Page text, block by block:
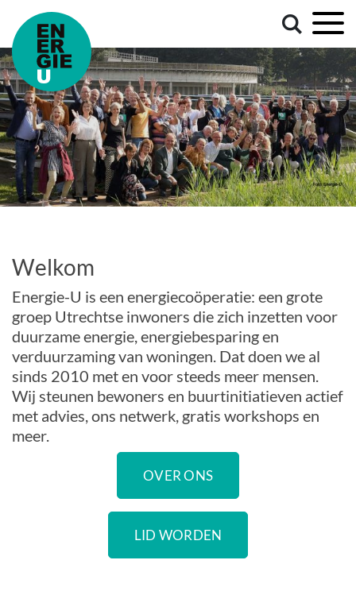
Welkom
Energie-U is een energiecoöperatie: een grote
groep Utrechtse inwoners die zich inzetten voor
duurzame energie, energiebesparing en
verduurzaming van woningen. Dat doen we al
sinds 2010 met en voor steeds meer mensen.
Wij steunen bewoners en buurtinitiatieven actief
met advies, ons netwerk, gratis workshops en
meer.
OVER ONS
LID WORDEN